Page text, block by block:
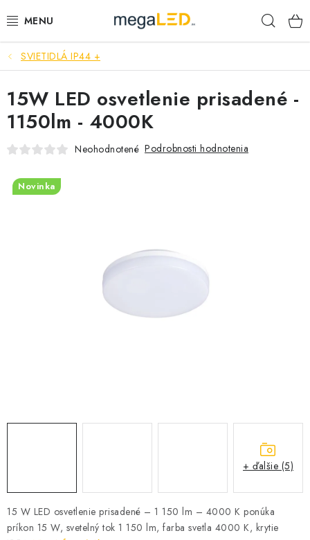
na
PRIEMYSEL
SVIETIDLÁ
ŽIAROVKY A TRUBICE
SAMSUNG SVIETIDLÁ
OBCHODNÉ PODMIENKY
O NÁS - MEGALED & JANTON ZÁKAMENNÉ
Reklamácie a formulár na odstúpenie od zmluvy
SVIETIDLÁ IP44 +
15 W LED osvetlenie prisadené – 1 150 lm – 4000 K ponúka
príkon 15 W, svetelný tok 1 150 lm, farba svetla 4000 K, krytie
15W LED osvetlenie prisadené -
1150lm - 4000K
Neohodnotené Podrobnosti hodnotenia
Novinka
+ ďalšie (5)